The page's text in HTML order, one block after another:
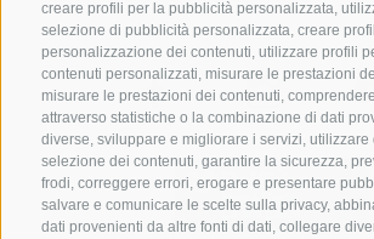
creare profili per la pubblicità personalizzata,
selezione di pubblicità personalizzata, creare
personalizzazione dei contenuti, utilizzare profili
contenuti personalizzati, misurare le prestazioni
misurare le prestazioni dei contenuti,
attraverso statistiche o la combinazione di dati
diverse, sviluppare e migliorare i servizi, utilizzare
selezione dei contenuti, garantire la sicurezza,
frodi, correggere errori, erogare e presentare
salvare e comunicare le scelte sulla privacy,
dati provenienti da altre fonti di dati, collegare